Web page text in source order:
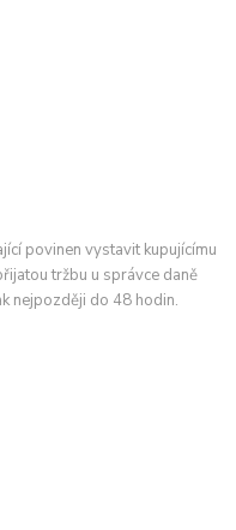
povinen vystavit kupujícímu
tržbu u správce daně
nejpozději do 48 hodin.